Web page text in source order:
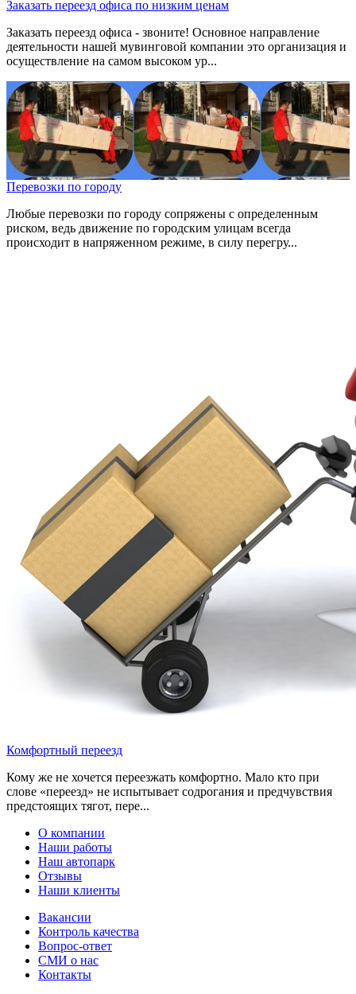
Заказать переезд офиса по низким ценам
Заказать переезд офиса - звоните! Основное направление
деятельности нашей мувинговой компании это организация и
осуществление на самом высоком ур...
Перевозки по городу
Любые перевозки по городу сопряжены с определенным
риском, ведь движение по городским улицам всегда
происходит в напряженном режиме, в силу перегру...
Комфортный переезд
Кому же не хочется переезжать комфортно. Мало кто при
слове «переезд» не испытывает содрогания и предчувствия
предстоящих тягот, пере...
О компании
Наши работы
Наш автопарк
Отзывы
Наши клиенты
Вакансии
Контроль качества
Вопрос-ответ
СМИ о нас
Контакты